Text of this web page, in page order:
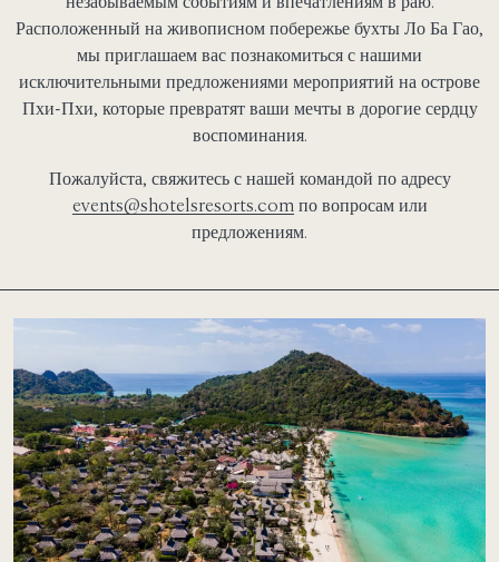
Расположенный на живописном побережье бухты Ло Ба Гао,
мы приглашаем вас познакомиться с нашими
исключительными предложениями мероприятий на острове
Пхи-Пхи, которые превратят ваши мечты в дорогие сердцу
воспоминания.
Пожалуйста, свяжитесь с нашей командой по адресу
events@shotelsresorts.comпо вопросам или
предложениям.